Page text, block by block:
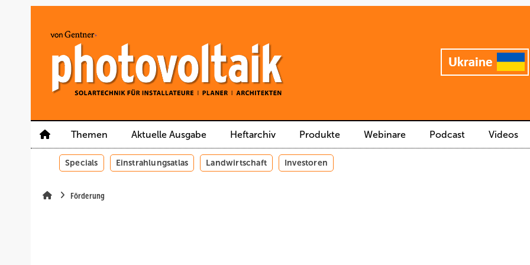
Themen Aktuelle Ausgabe Heftarchiv Produkte Webinare Podcast Videos
Specials Einstrahlungsatlas Landwirtschaft Investoren
Förderung